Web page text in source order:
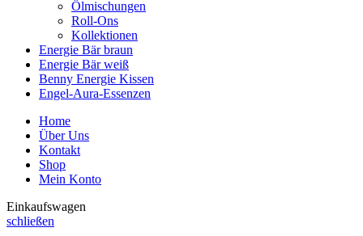
Ölmischungen
Roll-Ons
Kollektionen
Energie Bär braun
Energie Bär weiß
Benny Energie Kissen
Engel-Aura-Essenzen
Home
Über Uns
Kontakt
Shop
Mein Konto
Einkaufswagen
schließen